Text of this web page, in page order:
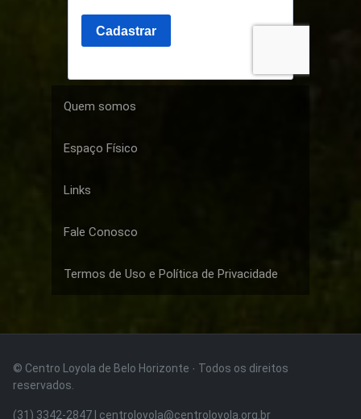
Quem somos
Espaço Físico
Links
Fale Conosco
Termos de Uso e Política de Privacidade
© Centro Loyola de Belo Horizonte · Todos os direitos
reservados.
(31) 3342-2847 | centroloyola@centroloyola.org.br